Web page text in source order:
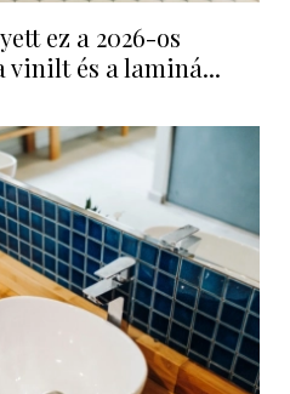
ez a 2026-os
vinilt és a laminá...